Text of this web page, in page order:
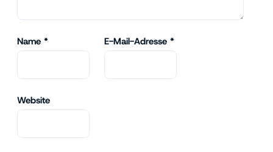
Name * E-Mail-Adresse *
Website